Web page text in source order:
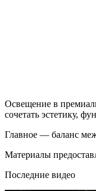
Освещение в
сочетать эстетику,
Главное — баланс
Материалы
Последние видео